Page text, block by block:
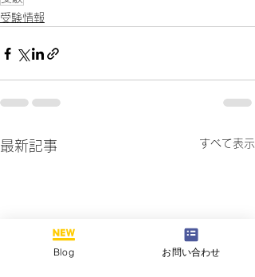
受験情報
最新記事 すべて表示
Blog お問い合わせ